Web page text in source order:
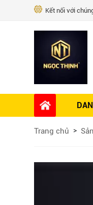
Kết nối với
Phụ kiện Nội
Ổ khóa tủ
Dự án thi công
Trang chủ